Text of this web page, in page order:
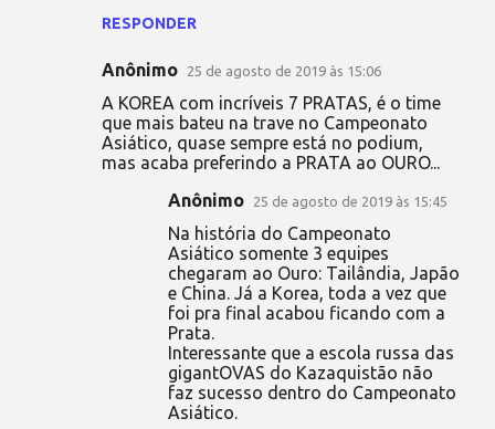
RESPONDER
Anônimo 25 de agosto de 2019 às 15:06
A KOREA com incríveis 7 PRATAS, é o time
que mais bateu na trave no Campeonato
Asiático, quase sempre está no podium,
mas acaba preferindo a PRATA ao OURO...
Anônimo 25 de agosto de 2019 às 15:45
Na história do Campeonato
Asiático somente 3 equipes
chegaram ao Ouro: Tailândia, Japão
e China. Já a Korea, toda a vez que
foi pra final acabou ficando com a
Prata.
Interessante que a escola russa das
gigantOVAS do Kazaquistão não
faz sucesso dentro do Campeonato
Asiático.